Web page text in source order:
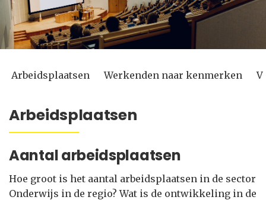
Arbeidsplaatsen Werkenden naar kenmerken
Arbeidsplaatsen
Aantal arbeidsplaatsen
Hoe groot is het aantal arbeidsplaatsen in de sector
Onderwijs in de regio? Wat is de ontwikkeling in de